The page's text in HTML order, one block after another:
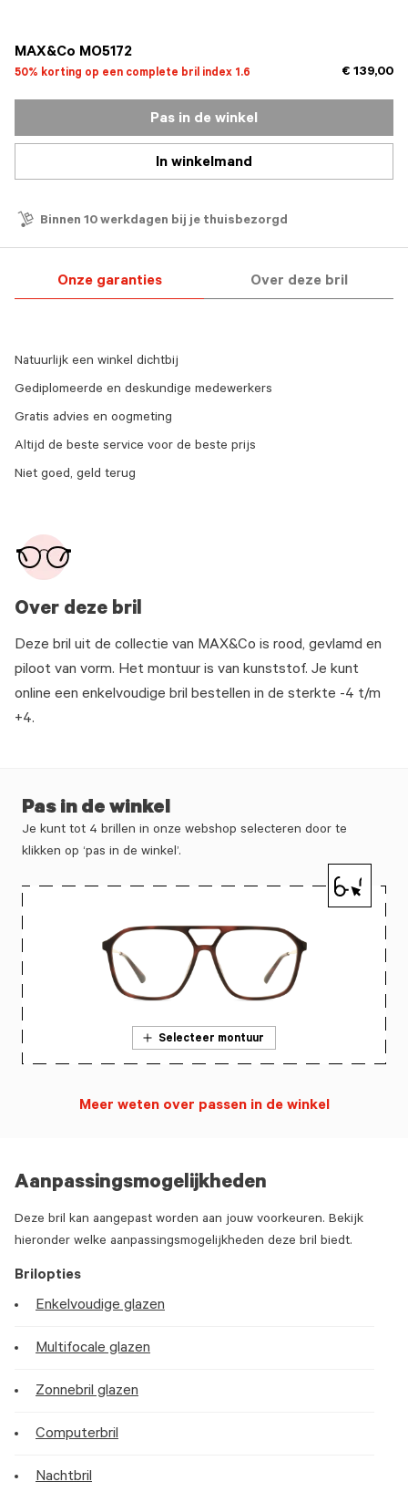
MAX&Co MO5172
50% korting op een complete bril index 1.6 € 139,00
Pas in de winkel
In winkelmand
Binnen 10 werkdagen bij je thuisbezorgd
Onze garanties Over deze bril
Over deze bril
Deze bril uit de collectie van MAX&Co is rood, gevlamd en
piloot van vorm. Het montuur is van kunststof. Je kunt
online een enkelvoudige bril bestellen in de sterkte -4 t/m
+4.
Natuurlijk een winkel dichtbij
Gediplomeerde en deskundige medewerkers
Gratis advies en oogmeting
Altijd de beste service voor de beste prijs
Niet goed, geld terug
Aanpassingsmogelijkheden
Deze bril kan aangepast worden aan jouw voorkeuren. Bekijk
hieronder welke aanpassingsmogelijkheden deze bril biedt.
Brilopties
Enkelvoudige glazen
Multifocale glazen
Zonnebril glazen
Computerbril
Nachtbril
Pas in de winkel
Je kunt tot 4 brillen in onze webshop selecteren door te
klikken op ‘pas in de winkel’.
Selecteer montuur
Meer weten over passen in de winkel